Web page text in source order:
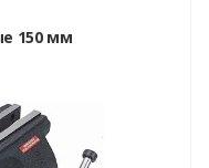
150 мм